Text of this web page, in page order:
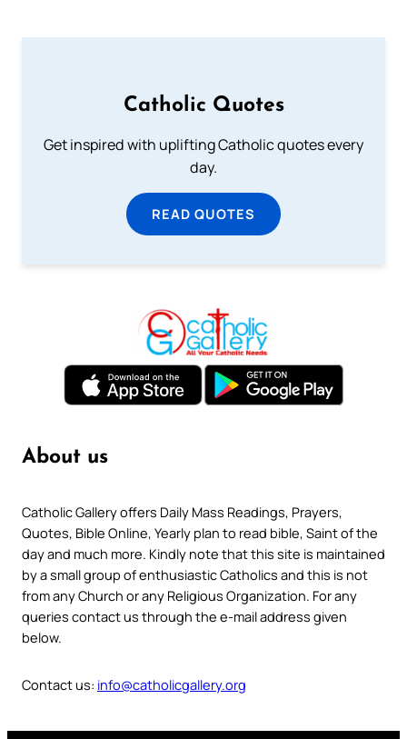
Catholic Quotes
Get inspired with uplifting Catholic quotes every
day.
READ QUOTES
About us
Catholic Gallery offers Daily Mass Readings, Prayers,
Quotes, Bible Online, Yearly plan to read bible, Saint of the
day and much more. Kindly note that this site is maintained
by a small group of enthusiastic Catholics and this is not
from any Church or any Religious Organization. For any
queries contact us through the e-mail address given
below.
Contact us: info@catholicgallery.org